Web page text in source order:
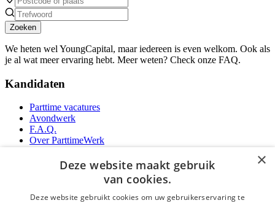
Zoeken
We heten wel YoungCapital, maar iedereen is even welkom. Ook als
je al wat meer ervaring hebt. Meer weten? Check onze FAQ.
Kandidaten
Parttime vacatures
Avondwerk
F.A.Q.
Over ParttimeWerk
YoungCapital Android App
×
Deze website maakt gebruik
van cookies.
Deze website gebruikt cookies om uw gebruikerservaring te